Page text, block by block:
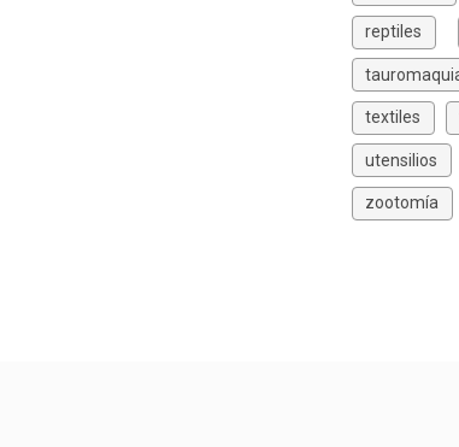
reptiles
textiles
utensilios
zootomía